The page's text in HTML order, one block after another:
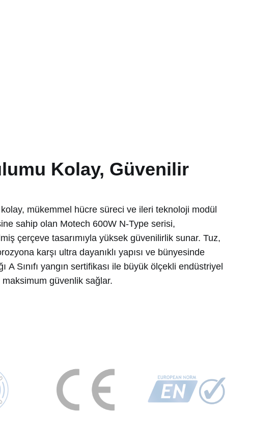
Kolay, Güvenilir
mükemmel hücre süreci ve ileri teknoloji modül
sahip olan Motech 600W N-Type serisi,
çerçeve tasarımıyla yüksek güvenilirlik sunar. Tuz,
karşı ultra dayanıklı yapısı ve bünyesinde
A Sınıfı yangın sertifikası ile büyük ölçekli endüstriyel
maksimum güvenlik sağlar.